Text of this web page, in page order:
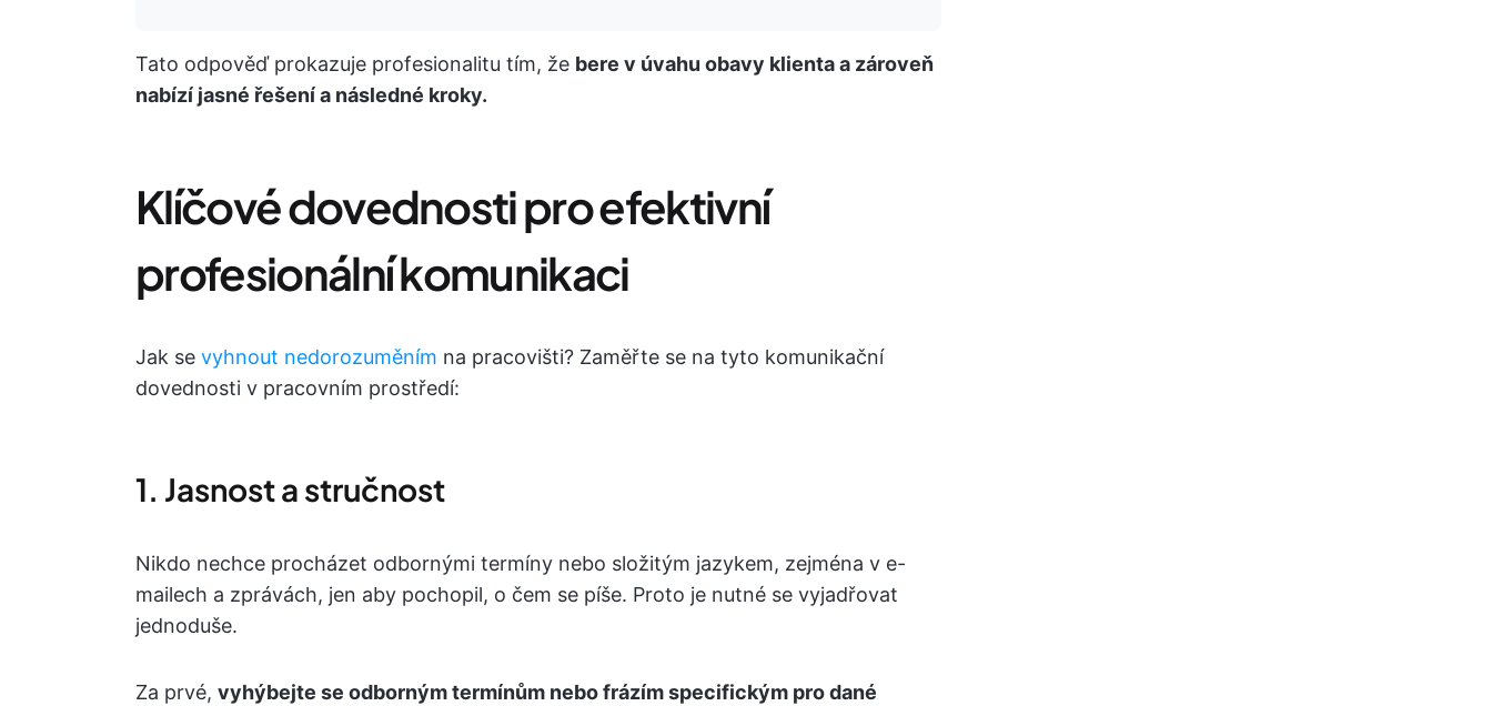
Tato odpověď prokazuje profesionalitu tím, že bere v úvahu obavy klienta a zároveň
nabízí jasné řešení a následné kroky.
Klíčové dovednosti pro efektivní
profesionální komunikaci
Jak se vyhnout nedorozuměním na pracovišti? Zaměřte se na tyto komunikační
dovednosti v pracovním prostředí:
1. Jasnost a stručnost
Nikdo nechce procházet odbornými termíny nebo složitým jazykem, zejména v e-
mailech a zprávách, jen aby pochopil, o čem se píše. Proto je nutné se vyjadřovat
jednoduše.
Za prvé, vyhýbejte se odborným termínům nebo frázím specifickým pro dané